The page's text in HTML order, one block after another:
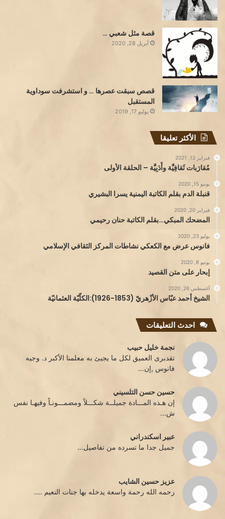
قصة مثل شعبي …
أبريل 28, 2020
قصص سبقت عصرها … و استشرفت سوداوية
المستقبل
يوليو 17, 2019
الأكثر تعليقا
فبراير 12, 2021
مُقارَبات ثَقافِيَّة وأَدَبِيَّة – الحلقة الأولى
يونيو 15, 2020
قنبلة الدم بقلم الكاتبة اليمنية يسرا البشيري
فبراير 20, 2020
المضحك المبكي…بقلم الكاتبة حنان رحيمي
يوليو 23, 2020
فانوس عرض مع الكعكي نشاطات المركز الثقافي الإسلامي
يونيو 8, 2020
إبحار على متن القصيد
أغسطس 26, 2020
الشيخ أحمد عبّاس الأزْهريّ (1853-1926):الكلّيّة العثمانيّة
احدث التعليقات
نجمة خليل حبيب
تقدبرى العميق لكل ما يجيئ به معلمنا الأكبر د. وجيه
فانوس ,إن...
حسين حسن التلسيني
إن هـذه المـــادة جميلــة شكـــلاً ومضمـــونـاً وفيهـا نفس
ش...
عبير اسكندراني
جميل جدا ما تسرده من تفاصيل...
عزيز حسين الشايب
رحمه الله رحمة واسعة يدخله بها جنات النعيم ....